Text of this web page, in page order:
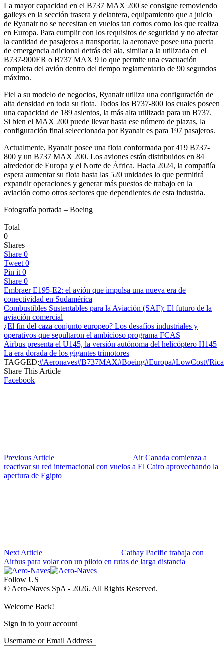
La mayor capacidad en el B737 MAX 200 se consigue removiendo
galleys en la sección trasera y delantera, equipamiento que a juicio
de Ryanair no se necesitan en vuelos tan cortos como los que realiza
en Europa. Para cumplir con los requisitos de seguridad y no afectar
la cantidad de pasajeros a transportar, la aeronave posee una puerta
de emergencia adicional detrás del ala, similar a la utilizada en el
B737-900ER o B737 MAX 9 lo que permite una evacuación
completa del avión dentro del tiempo reglamentario de 90 segundos
máximo.
Fiel a su modelo de negocios, Ryanair utiliza una configuración de
alta densidad en toda su flota. Todos los B737-800 los cuales poseen
una capacidad de 189 asientos, la más alta utilizada para un B737.
Si bien el MAX 200 puede llevar hasta ese número de plazas, la
configuración final seleccionada por Ryanair es para 197 pasajeros.
Actualmente, Ryanair posee una flota conformada por 419 B737-
800 y un B737 MAX 200. Los aviones están distribuidos en 84
alrededor de Europa y el Norte de África. Hacia 2024, la compañía
espera aumentar su flota hasta las 520 unidades lo que permitirá
expandir operaciones y generar más puestos de trabajo en la
aviación como otros sectores que dependientes de esta industria.
Fotografía portada – Boeing
Total
0
Shares
Share 0
Tweet 0
Pin it 0
Share 0
Embraer E195-E2: el avión que impulsa una nueva era de
conectividad en Sudamérica
Combustibles Sustentables para la Aviación (SAF): El futuro de la
aviación comercial
¿El fin del caza conjunto europeo? Los desafíos industriales y
operativos que sepultaron el ambicioso programa FCAS
Airbus presenta el U145, la versión autónoma del helicóptero H145
La era dorada de los gigantes trimotores
TAGGED:#Aeronaves#B737MAX#Boeing#Europa#LowCost
Share This Article
Facebook
Previous Article
Air Canada comienza a
reactivar su red internacional con vuelos a El Cairo aprovechando la
apertura de Egipto
Next Article
Cathay Pacific trabaja con
Airbus para volar con un piloto en rutas de larga distancia
Follow US
© Aero-Naves SpA - 2026. All Rights Reserved.
Welcome Back!
Sign in to your account
Username or Email Address